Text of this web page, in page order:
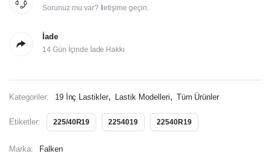
Sorunuz mu var? İletişime geçin.
İade
14 Gün İçinde İade Hakkı
Kategoriler: 19 İnç Lastikler, Lastik Modelleri, Tüm Ürünler
Etiketler: 225/40R19 2254019 22540R19
Marka: Falken